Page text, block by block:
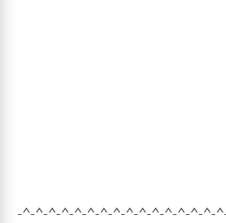
-^-^-^-^-^-^-^-^-^-^-^-^-^-^-^-